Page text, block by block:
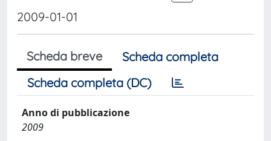
2009-01-01
Scheda breve
Scheda completa
Scheda completa (DC)
Anno di pubblicazione
2009